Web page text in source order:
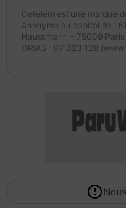
Cetelem est une marque
Anonyme au capital de :
Haussmann - 75009 Paris
ORIAS : 07 023 128